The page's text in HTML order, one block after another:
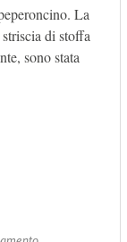
La
di stoffa
sono stata